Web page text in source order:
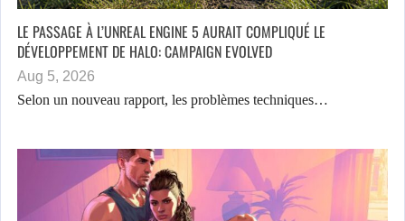
LE PASSAGE À L’UNREAL ENGINE 5 AURAIT COMPLIQUÉ LE
DÉVELOPPEMENT DE HALO: CAMPAIGN EVOLVED
Aug 5, 2026
Selon un nouveau rapport, les problèmes techniques…